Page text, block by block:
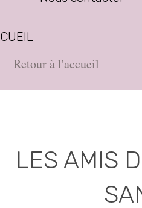
Retour à l'accueil
LES AMIS